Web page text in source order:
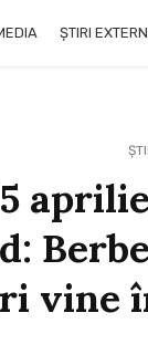
ȘTIRI
vine